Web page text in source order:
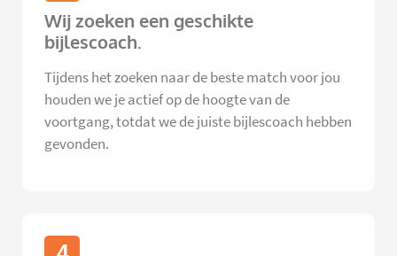
Wij zoeken een geschikte
bijlescoach.
Tijdens het zoeken naar de beste match voor jou
houden we je actief op de hoogte van de
voortgang, totdat we de juiste bijlescoach hebben
gevonden.